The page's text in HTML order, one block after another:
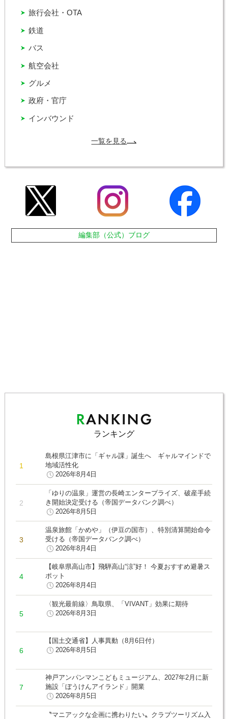
インバウンド
グルメ
バス
政府・官庁
旅行会社・OTA
航空会社
鉄道
一覧を見る
編集部（公式）ブログ
ランキング
島根県江津市に「ギャル課」誕生へ ギャルマインドで
地域活性化
2026年8月4日
「ゆりの温泉」運営の長崎エンタープライズ、破産手続
き開始決定受ける（帝国データバンク調べ）
2026年8月5日
温泉旅館「かめや」（伊豆の国市）、特別清算開始命令
受ける（帝国データバンク調べ）
2026年8月4日
【岐阜県高山市】飛騨高山“涼”好！ 今夏おすすめ避暑ス
ポット
2026年8月4日
〈観光最前線〉鳥取県、「VIVANT」効果に期待
2026年8月3日
【国土交通省】人事異動（8月6日付）
2026年8月5日
神戸アンパンマンこどもミュージアム、2027年2月に新
施設「ぼうけんアイランド」開業
2026年8月5日
〝マニアックな企画に携わりたい〟クラブツーリズム入